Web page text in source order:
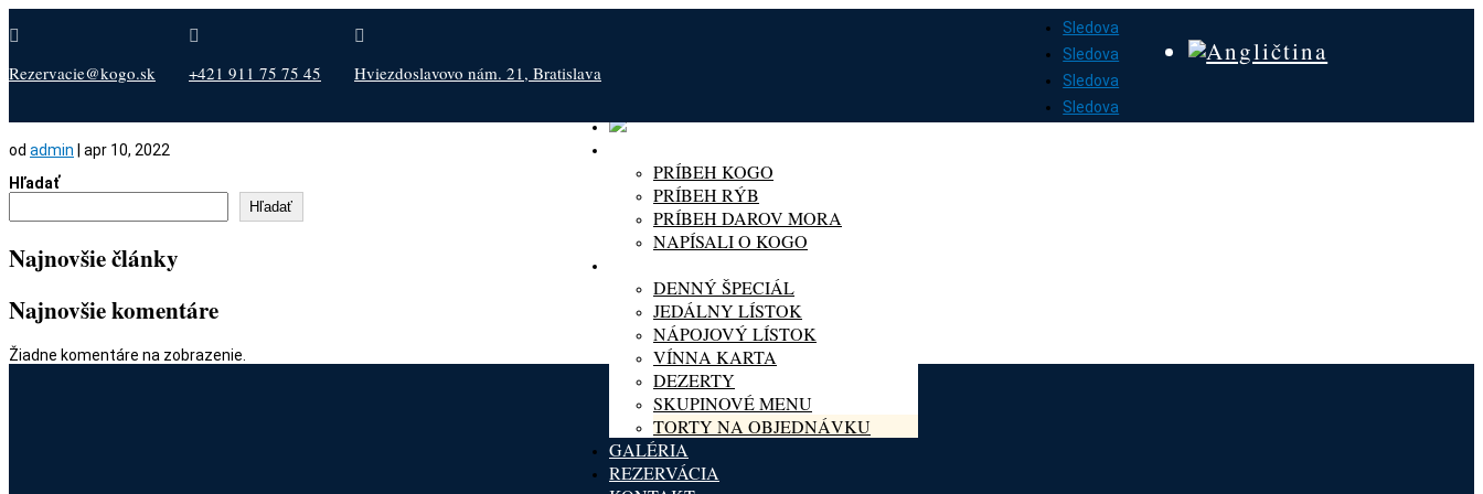

Rezervacie@kogo.sk

+421 911 75 75 45

Hviezdoslavovo nám. 21, Bratislava
Sledova
Sledova
Sledova
Sledova
PRÍBEH KOGO
PRÍBEH RÝB
PRÍBEH DAROV MORA
NAPÍSALI O KOGO
DENNÝ ŠPECIÁL
JEDÁLNY LÍSTOK
NÁPOJOVÝ LÍSTOK
VÍNNA KARTA
DEZERTY
SKUPINOVÉ MENU
TORTY NA OBJEDNÁVKU
GALÉRIA
REZERVÁCIA
od admin
apr 10, 2022
Hľadať
Hľadať
Najnovšie články
Najnovšie komentáre
Žiadne komentáre na zobrazenie.